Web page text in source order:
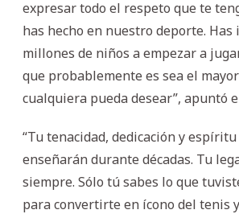
expresar todo el respeto que te
has hecho en nuestro deporte. Has
millones de niños a empezar a
que probablemente es sea el
cualquiera pueda desear”, apuntó
“Tu tenacidad, dedicación y
enseñarán durante décadas. Tu
siempre. Sólo tú sabes lo que
para convertirte en ícono del tenis